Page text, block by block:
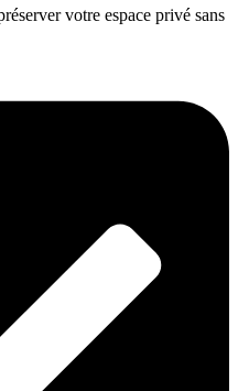
votre espace privé sans